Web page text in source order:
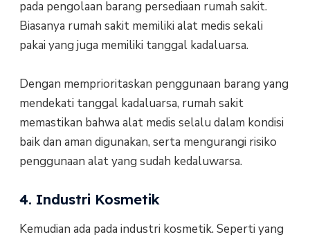
pada pengolaan barang persediaan rumah sakit.
Biasanya rumah sakit memiliki alat medis sekali
pakai yang juga memiliki tanggal kadaluarsa.
Dengan memprioritaskan penggunaan barang yang
mendekati tanggal kadaluarsa, rumah sakit
memastikan bahwa alat medis selalu dalam kondisi
baik dan aman digunakan, serta mengurangi risiko
penggunaan alat yang sudah kedaluwarsa.
4. Industri Kosmetik
Kemudian ada pada industri kosmetik. Seperti yang